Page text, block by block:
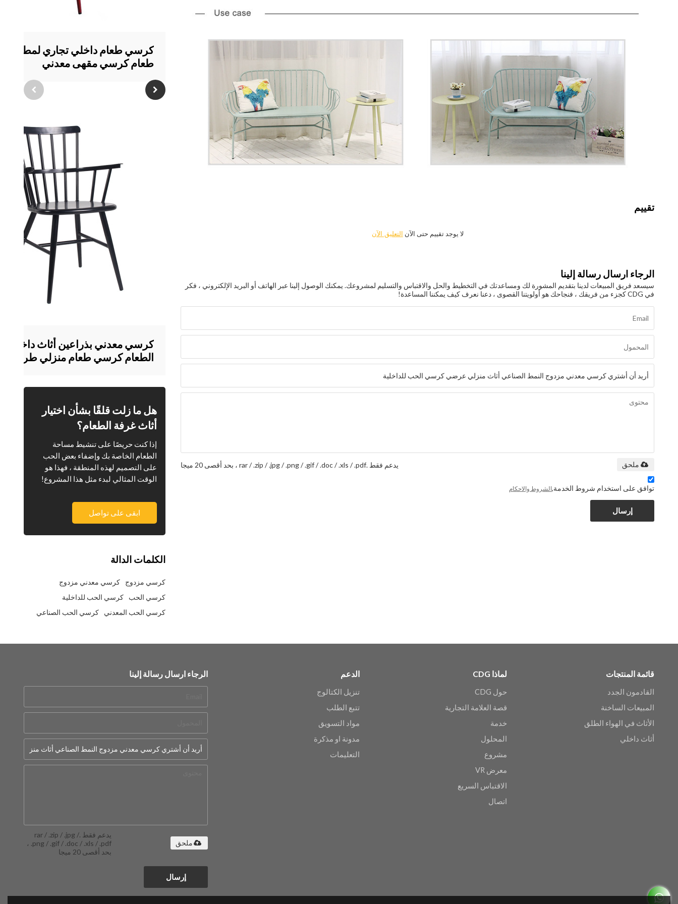
كرسي طعام داخلي تجاري لمطعم
طعام كرسي مقهى معدني
كرسي معدني بذراعين أثاث داخلي
الطعام كرسي طعام منزلي طراز
هل ما زلت قلقًا بشأن اختيار
أثاث غرفة الطعام؟
إذا كنت حريصًا على تنشيط مساحة
الطعام الخاصة بك وإضفاء بعض الحب
على التصميم لهذه المنطقة ، فهذا هو
الوقت المثالي لبدء مثل هذا المشروع!
ابقى على تواصل
الكلمات الدالة
كرسي مزدوج
كرسي معدني مزدوج
كرسي الحب
كرسي الحب للداخلية
كرسي الحب المعدني
كرسي الحب الصناعي
تقييم
لا يوجد تقييم حتى الآن التعليق الآن
الرجاء ارسال رسالة إلينا
سيسعد فريق المبيعات لدينا بتقديم المشورة لك ومساعدتك في التخطيط والحل والاقتباس والتسليم لمشروعك. يمكنك الوصول إلينا عبر الهاتف أو البريد الإلكتروني ، فكر
في CDG كجزء من فريقك ، فنجاحك هو أولويتنا القصوى ، دعنا نعرف كيف يمكننا المساعدة!
يدعم فقط .rar / .zip / .jpg / .png / .gif / .doc / .xls / .pdf ، بحد أقصى 20 ميجا ملحق
توافق على استخدام شروط الخدمة,الشروط والاحكام
إرسال
قائمة المنتجات
القادمون الجدد
المبيعات الساخنة
الأثاث في الهواء الطلق
أثاث داخلي
لماذا CDG
حول CDG
قصة العلامة التجارية
خدمة
المحلول
مشروع
معرض VR
الاقتباس السريع
اتصال
الدعم
تنزيل الكتالوج
تتبع الطلب
مواد التسويق
مدونة او مذكرة
التعليمات
الرجاء ارسال رسالة إلينا
يدعم فقط .rar / .zip / .jpg /
.png / .gif / .doc / .xls / .pdf ،
بحد أقصى 20 ميجا
ملحق
إرسال